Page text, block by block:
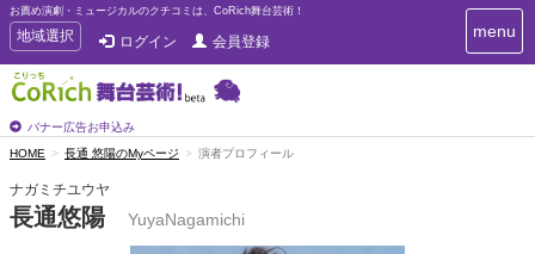
お薦め演劇・ミュージカルのクチコミは、CoRich舞台芸術！
T
o
g
g
e
n
v
i
地域選択 ログイン 会員登録
バナー広告お申込み
T
o
menu
HOME 長通 悠陽のMyページ 演者プロフィール
ナガミチユウヤ
長通悠陽 YuyaNagamichi